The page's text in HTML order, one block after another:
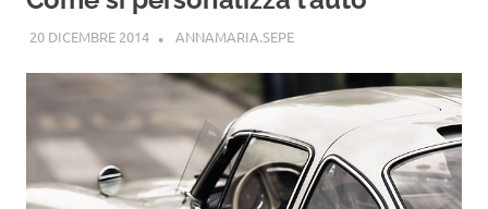
20 DICEMBRE 2014 ANNAMARIA.SEPEGUIDE